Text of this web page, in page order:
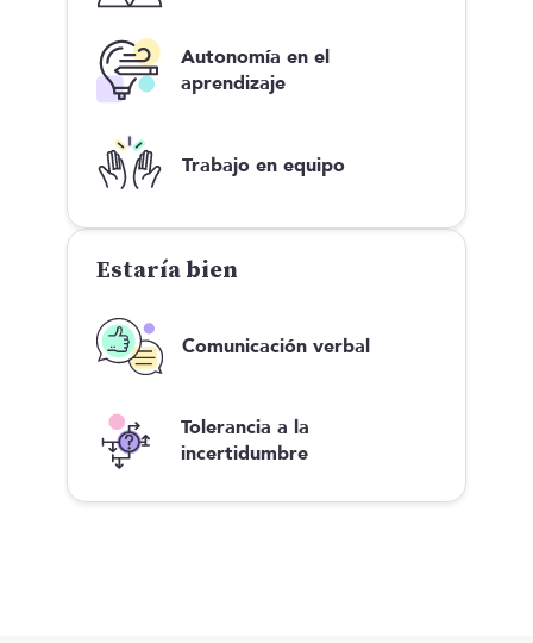
Autonomía en el
aprendizaje
Trabajo en equipo
Estaría bien
Comunicación verbal
Tolerancia a la
incertidumbre